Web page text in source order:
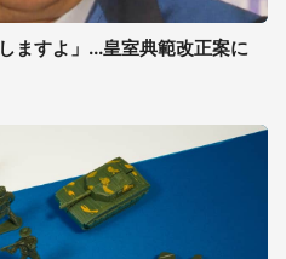
ますよ」...皇室典範改正案に